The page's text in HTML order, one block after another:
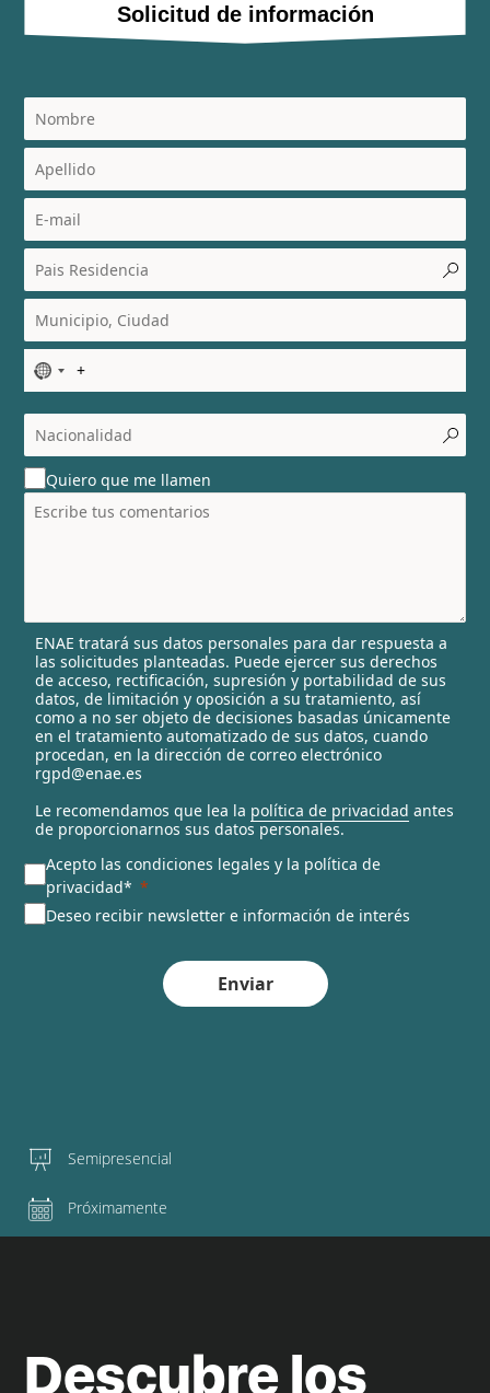
Solicitud de información
N
o
c
o
u
n
t
l
e
c
t
e
d
Quiero que me llamen
ENAE tratará sus datos personales para dar respuesta a
las solicitudes planteadas. Puede ejercer sus derechos
de acceso, rectificación, supresión y portabilidad de sus
datos, de limitación y oposición a su tratamiento, así
como a no ser objeto de decisiones basadas únicamente
en el tratamiento automatizado de sus datos, cuando
procedan, en la dirección de correo electrónico
rgpd@enae.es
Le recomendamos que lea la política de privacidad antes
de proporcionarnos sus datos personales.
Acepto las condiciones legales y la política de
privacidad*
Deseo recibir newsletter e información de interés
Enviar
Semipresencial
Próximamente
Descubre los